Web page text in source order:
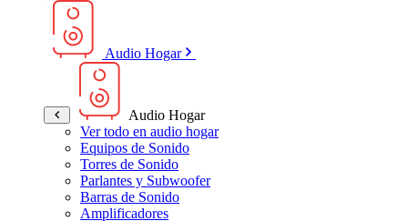
Audio Hogar
Audio Hogar
Ver todo en audio hogar
Equipos de Sonido
Torres de Sonido
Parlantes y Subwoofer
Barras de Sonido
Amplificadores